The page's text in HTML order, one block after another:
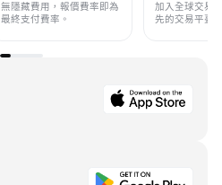
無隱藏費用，報價費率即為
最終支付費率。
加入全球交易
先的交易平臺